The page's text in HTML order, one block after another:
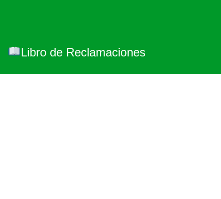
Libro de Reclamaciones